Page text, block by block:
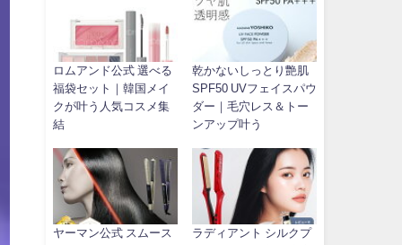
ロムアンド公式 選べる
福袋セット｜韓国メイ
クが叶う人気コスメ集
結
乾かないしっとり艶肌
SPF50 UVフェイスパウ
ダー｜毛穴レス＆トー
ンアップ叶う
ヤーマン公式 スムース
ラディアント シルクプ